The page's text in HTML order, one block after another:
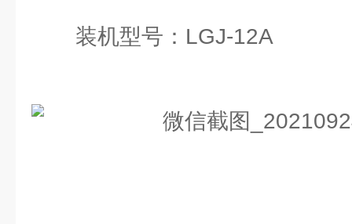
装机型号：LGJ-12A